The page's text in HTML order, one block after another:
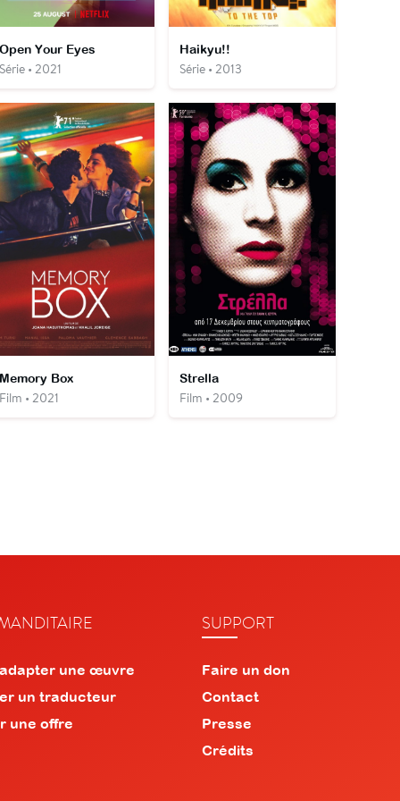
Your Eyes
• 2021
Haikyu!!
Série • 2013
Box
• 2021
Strella
Film • 2009
une œuvre
un traducteur
une offre
SUPPORT
Faire un don
Contact
Presse
Crédits